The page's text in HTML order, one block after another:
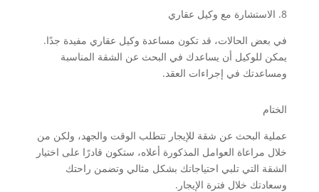
8. الاستشارة مع وكيل عقاري
في بعض الحالات، قد تكون مساعدة وكيل عقاري مفيدة جدًا.
يمكن للوكيل أن يساعدك في البحث عن الشقة المناسبة
ومساعدتك في إجراءات العقد.
الختام
عملية البحث عن شقة للإيجار تتطلب الوقت والجهد، ولكن من
خلال مراعاة العوامل المذكورة أعلاه، ستكون قادرًا على اختيار
الشقة التي تلبي احتياجاتك بشكل مثالي وتضمن راحتك
وسعادتك خلال فترة الإيجار.